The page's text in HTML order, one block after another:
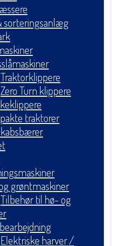
sorteringsanlæg
Traktorklippere
Zero Turn klippere
traktorer
grøntmaskiner
Tilbehør til hø- og
Elektriske harver /